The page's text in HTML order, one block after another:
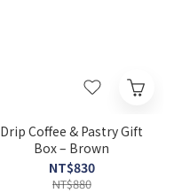
Drip Coffee & Pastry Gift
Box – Brown
NT$830
NT$880